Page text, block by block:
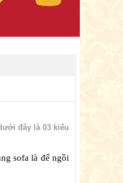
đây là 03 kiểu
sofa là để ngồi